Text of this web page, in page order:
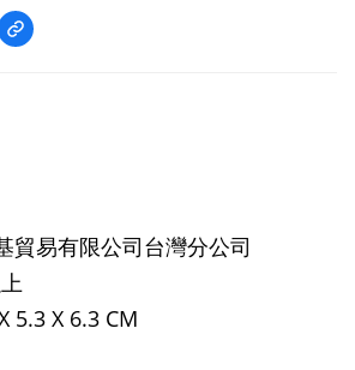
貿易有限公司台灣分公司
5.3 X 6.3 CM